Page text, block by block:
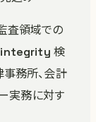
査領域での
integrity 検
務所、会計
実務に対す